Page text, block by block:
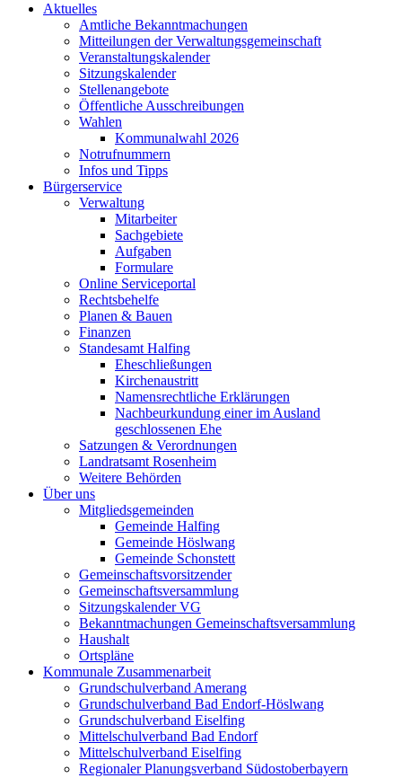
Aktuelles
Amtliche Bekanntmachungen
Mitteilungen der Verwaltungsgemeinschaft
Veranstaltungskalender
Sitzungskalender
Stellenangebote
Öffentliche Ausschreibungen
Wahlen
Kommunalwahl 2026
Notrufnummern
Infos und Tipps
Bürgerservice
Verwaltung
Mitarbeiter
Sachgebiete
Aufgaben
Formulare
Online Serviceportal
Rechtsbehelfe
Planen & Bauen
Finanzen
Standesamt Halfing
Eheschließungen
Kirchenaustritt
Namensrechtliche Erklärungen
Nachbeurkundung einer im Ausland
geschlossenen Ehe
Satzungen & Verordnungen
Landratsamt Rosenheim
Weitere Behörden
Über uns
Mitgliedsgemeinden
Gemeinde Halfing
Gemeinde Höslwang
Gemeinde Schonstett
Gemeinschaftsvorsitzender
Gemeinschaftsversammlung
Sitzungskalender VG
Bekanntmachungen Gemeinschaftsversammlung
Haushalt
Ortspläne
Kommunale Zusammenarbeit
Grundschulverband Amerang
Grundschulverband Bad Endorf-Höslwang
Grundschulverband Eiselfing
Mittelschulverband Bad Endorf
Mittelschulverband Eiselfing
Regionaler Planungsverband Südostoberbayern